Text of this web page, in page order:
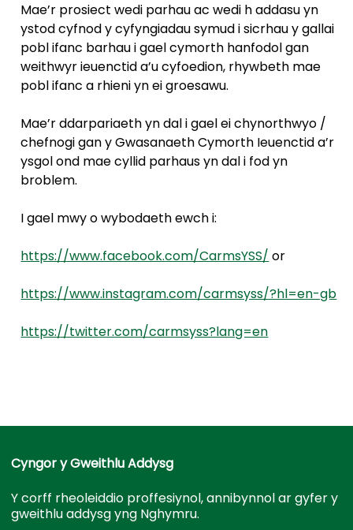
Mae’r prosiect wedi parhau ac wedi h addasu yn
ystod cyfnod y cyfyngiadau symud i sicrhau y gallai
pobl ifanc barhau i gael cymorth hanfodol gan
weithwyr ieuenctid a’u cyfoedion, rhywbeth mae
pobl ifanc a rhieni yn ei groesawu.
Mae’r ddarpariaeth yn dal i gael ei chynorthwyo /
chefnogi gan y Gwasanaeth Cymorth Ieuenctid a’r
ysgol ond mae cyllid parhaus yn dal i fod yn
broblem.
I gael mwy o wybodaeth ewch i:
https://www.facebook.com/CarmsYSS/ or
https://www.instagram.com/carmsyss/?hl=en-gb
https://twitter.com/carmsyss?lang=en
Cyngor y Gweithlu Addysg
Y corff rheoleiddio proffesiynol, annibynnol ar gyfer y
gweithlu addysg yng Nghymru.